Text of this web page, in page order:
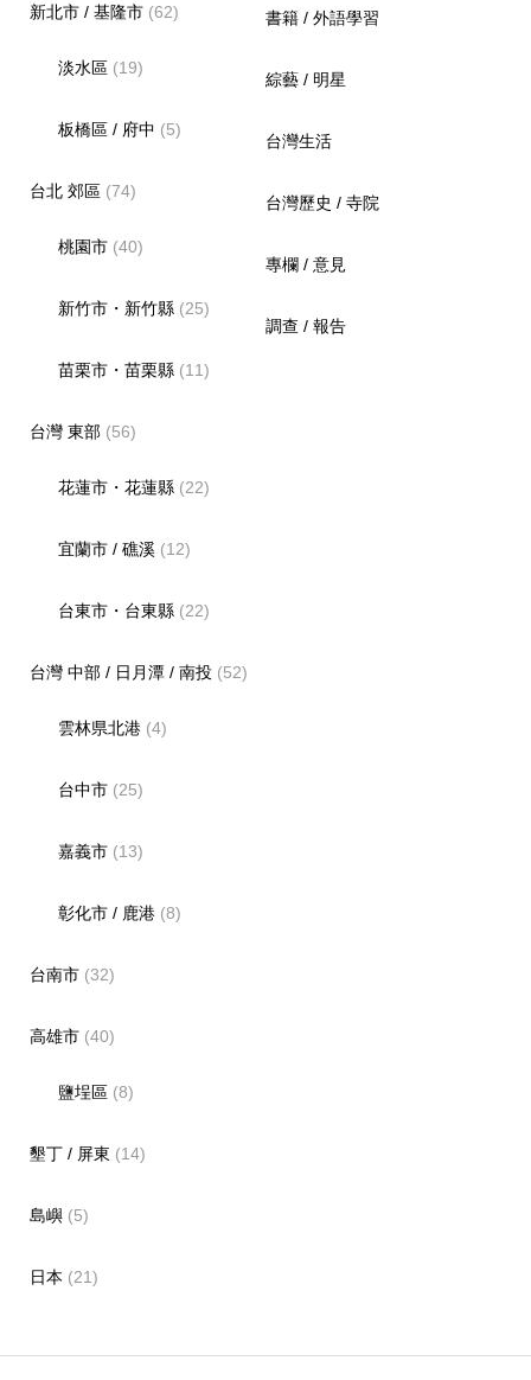
新北市 / 基隆市(62)
淡水區 (19)
板橋區 / 府中 (5)
台北 郊區(74)
桃園市 (40)
新竹市・新竹縣 (25)
苗栗市・苗栗縣 (11)
台灣 東部(56)
花蓮市・花蓮縣 (22)
宜蘭市 / 礁溪 (12)
台東市・台東縣 (22)
台灣 中部 / 日月潭 / 南投(52)
雲林県北港 (4)
台中市 (25)
嘉義市 (13)
彰化市 / 鹿港 (8)
台南市(32)
高雄市(40)
鹽埕區 (8)
墾丁 / 屏東 (14)
島嶼(5)
日本 (21)
書籍 / 外語學習
綜藝 / 明星
台灣生活
台灣歷史 / 寺院
專欄 / 意見
調查 / 報告